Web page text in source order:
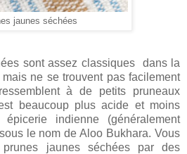
jaunes séchées
sont assez classiques dans la
ne se trouvent pas facilement
à de petits pruneaux
beaucoup plus acide et moins
indienne (généralement
le nom de Aloo Bukhara. Vous
jaunes séchées par des